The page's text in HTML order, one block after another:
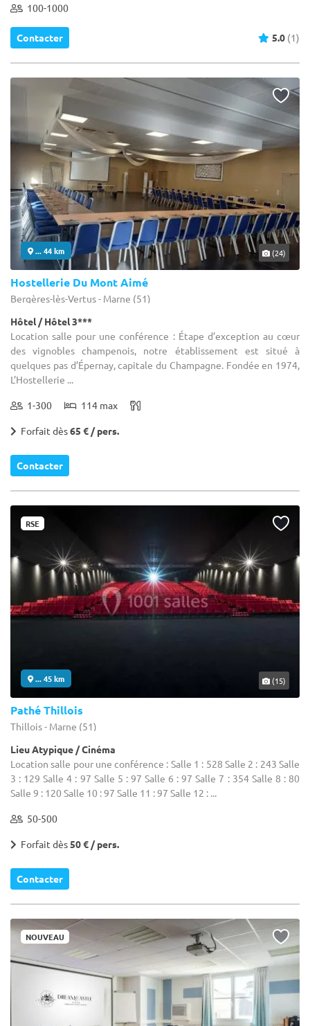
100-1000
Contacter 5.0 (1)
... 44 km (24)
Hostellerie Du Mont Aimé
Bergères-lès-Vertus - Marne (51)
Hôtel / Hôtel 3***
Location salle pour une conférence : Étape d’exception au cœur
des vignobles champenois, notre établissement est situé à
quelques pas d’Épernay, capitale du Champagne. Fondée en 1974,
L’Hostellerie ...
1-300 114 max
Forfait dès65 € / pers.
Contacter
RSE
... 45 km (15)
Pathé Thillois
Thillois - Marne (51)
Lieu Atypique / Cinéma
Location salle pour une conférence : Salle 1 : 528 Salle 2 : 243 Salle
3 : 129 Salle 4 : 97 Salle 5 : 97 Salle 6 : 97 Salle 7 : 354 Salle 8 : 80
Salle 9 : 120 Salle 10 : 97 Salle 11 : 97 Salle 12 : ...
50-500
Forfait dès50 € / pers.
Contacter
NOUVEAU